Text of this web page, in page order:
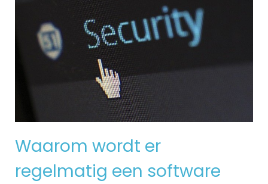
Waarom wordt er
regelmatig een software